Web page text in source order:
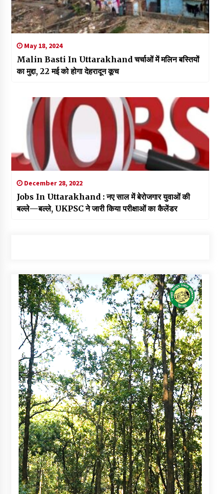
May 18, 2024
Malin Basti In Uttarakhand चर्चाओं में मलिन बस्तियों
का मुद्दा, 22 मई को होगा देहरादून कूच
December 28, 2022
Jobs In Uttarakhand : नए साल में बेरोजगार युवाओं की
बल्ले—बल्ले, UKPSC ने जारी किया परीक्षाओं का कैलेंडर